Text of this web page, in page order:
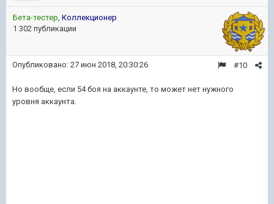
Бета-тестер, Коллекционер
1 302 публикации
#10
Опубликовано: 27 июн 2018, 20:30:26
Но вообще, если 54 боя на аккаунте, то может нет нужного
уровня аккаунта.